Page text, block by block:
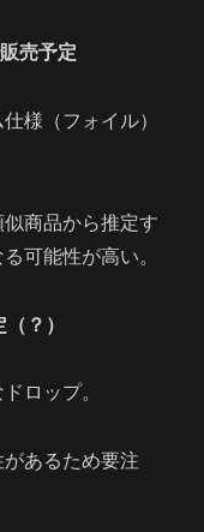
売予定
様（フォイル）
商品から推定す
可能性が高い。
？）
ロップ。
あるため要注